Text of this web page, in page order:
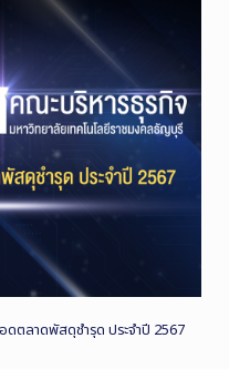
ตลาดพัสดุชำรุด ประจำปี 2567